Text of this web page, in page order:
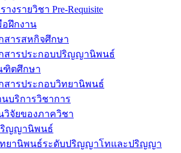
างรายวิชา Pre-Requisite
ฝึกงาน
สารสหกิจศึกษา
สารประกอบปริญญานิพนธ์
ฑิตศึกษา
สารประกอบวิทยานิพนธ์
นบริการวิชาการ
วิจัยของภาควิชา
ริญญานิพนธ์
ทยานิพนธ์ระดับปริญญาโทและปริญญา